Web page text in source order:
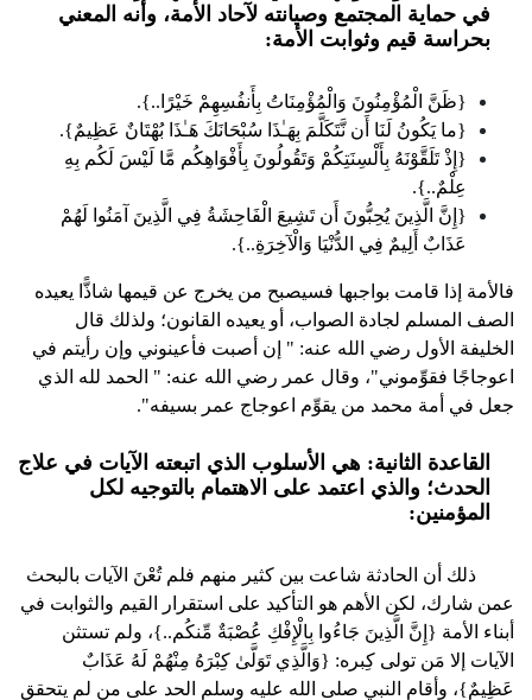
في حماية المجتمع وصيانته لآحاد الأمة، وأنه المعني
بحراسة قيم وثوابت الأمة:
{ظَنَّ الْمُؤْمِنُونَ وَالْمُؤْمِنَاتُ بِأَنفُسِهِمْ خَيْرًا..}.
{ما يَكُونُ لَنَا أَن نَّتَكَلَّمَ بِهَـٰذَا سُبْحَانَكَ هَـٰذَا بُهْتَانٌ عَظِيمٌ}.
{إِذْ تَلَقَّوْنَهُ بِأَلْسِنَتِكُمْ وَتَقُولُونَ بِأَفْوَاهِكُم مَّا لَيْسَ لَكُم بِهِ
عِلْمٌ..}.
{إِنَّ الَّذِينَ يُحِبُّونَ أَن تَشِيعَ الْفَاحِشَةُ فِي الَّذِينَ آمَنُوا لَهُمْ
عَذَابٌ أَلِيمٌ فِي الدُّنْيَا وَالْآخِرَةِ..}.
فالأمة إذا قامت بواجبها فسيصبح من يخرج عن قيمها شاذًّا يعيده
الصف المسلم لجادة الصواب، أو يعيده القانون؛ ولذلك قال
الخليفة الأول رضي الله عنه: " إن أصبت فأعينوني وإن رأيتم في
اعوجاجًا فقوِّموني"، وقال عمر رضي الله عنه: " الحمد لله الذي
جعل في أمة محمد من يقوِّم اعوجاج عمر بسيفه".
القاعدة الثانية: هي الأسلوب الذي اتبعته الآيات في علاج
الحدث؛ والذي اعتمد على الاهتمام بالتوجيه لكل
المؤمنين:
ذلك أن الحادثة شاعت بين كثير منهم فلم تُعْنَ الآيات بالبحث
عمن شارك، لكن الأهم هو التأكيد على استقرار القيم والثوابت في
أبناء الأمة {إِنَّ الَّذِينَ جَاءُوا بِالْإِفْكِ عُصْبَةٌ مِّنكُم..}، ولم تستثن
الآيات إلا مَن تولى كِبره: {وَالَّذِي تَوَلَّىٰ كِبْرَهُ مِنْهُمْ لَهُ عَذَابٌ
عَظِيمٌ}، وأقام النبي صلى الله عليه وسلم الحد على من لم يتحقق